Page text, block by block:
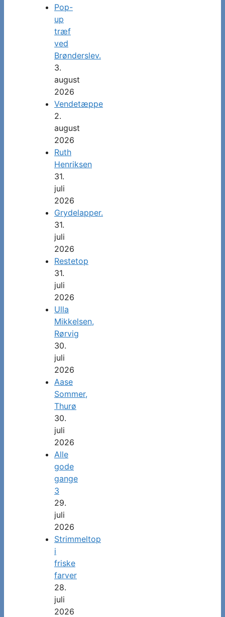
Pop-
up
træf
ved
Brønderslev.
3.
august
2026
Vendetæppe
2.
august
2026
Ruth
Henriksen
31.
juli
2026
Grydelapper.
31.
juli
2026
Restetop
31.
juli
2026
Ulla
Mikkelsen,
Rørvig
30.
juli
2026
Aase
Sommer,
Thurø
30.
juli
2026
Alle
gode
gange
3
29.
juli
2026
Strimmeltop
i
friske
farver
28.
juli
2026